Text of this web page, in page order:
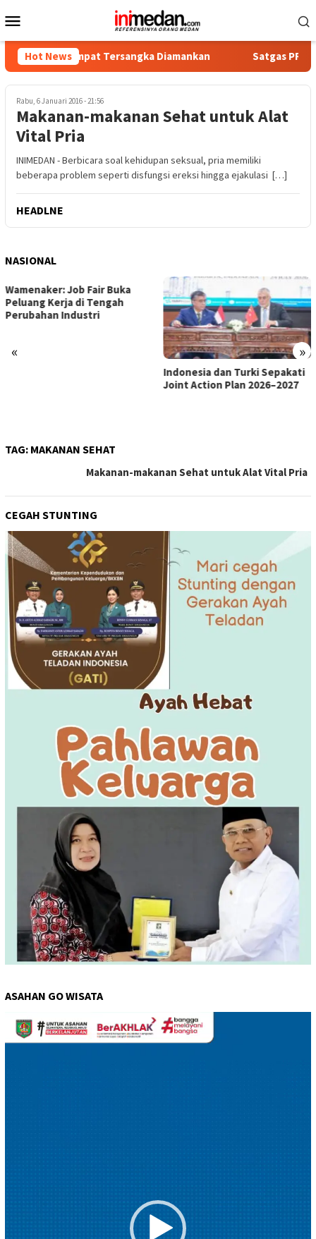
ke
Mobile
Hot News
Empat Tersangka Diamankan Satgas PRR Pacu
Rabu, 6 Januari 2016 - 21:56
Makanan-makanan Sehat untuk Alat
Vital Pria
INIMEDAN - Berbicara soal kehidupan seksual, pria memiliki
beberapa problem seperti disfungsi ereksi hingga ejakulasi […]
HEADLNE
NASIONAL
« »
Satgas PRR Pacu Realisasi
Tambahan TKD Aceh Rp1,65
TAG: MAKANAN SEHAT
Makanan-makanan Sehat untuk Alat Vital Pria
CEGAH STUNTING
ASAHAN GO WISATA
Pemutar
Video